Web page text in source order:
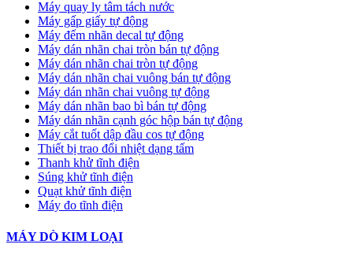
Máy quay ly tâm tách nước
Máy gấp giấy tự động
Máy đếm nhãn decal tự động
Máy dán nhãn chai tròn bán tự động
Máy dán nhãn chai tròn tự động
Máy dán nhãn chai vuông bán tự động
Máy dán nhãn chai vuông tự động
Máy dán nhãn bao bì bán tự động
Máy dán nhãn cạnh góc hộp bán tự động
Máy cắt tuốt dập đầu cos tự động
Thiết bị trao đổi nhiệt dạng tấm
Thanh khử tĩnh điện
Súng khử tĩnh điện
Quạt khử tĩnh điện
Máy đo tĩnh điện
MÁY DÒ KIM LOẠI